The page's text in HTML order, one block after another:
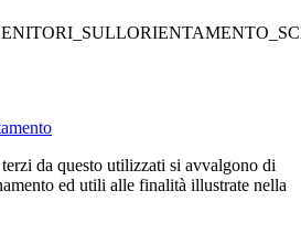
da questo utilizzati si avvalgono di
ed utili alle finalità illustrate nella